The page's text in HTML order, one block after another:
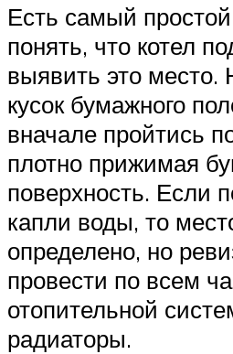
Есть самый
понять, что котел
выявить это место.
кусок бумажного
вначале пройтись
плотно прижимая
поверхность. Если
капли воды, то
определено, но
провести по всем
отопительной
радиаторы.